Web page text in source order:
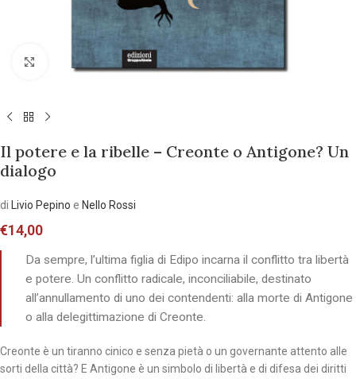
Allarga l'immagine
Il potere e la ribelle – Creonte o Antigone? Un
dialogo
di Livio Pepino e Nello Rossi
€14,00
Da sempre, l’ultima figlia di Edipo incarna il conflitto tra libertà
e potere. Un conflitto radicale, inconciliabile, destinato
all’annullamento di uno dei contendenti: alla morte di Antigone
o alla delegittimazione di Creonte.
Creonte è un tiranno cinico e senza pietà o un governante attento alle
sorti della città? E Antigone è un simbolo di libertà e di difesa dei diritti